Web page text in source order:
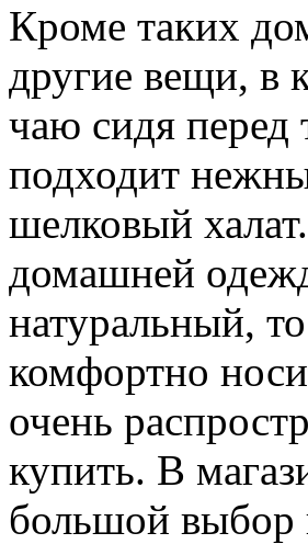
Кроме таких
другие вещи, в
чаю сидя перед
подходит
шелковый
домашней
натуральный,
комфортно
очень
купить. В
большой выбор